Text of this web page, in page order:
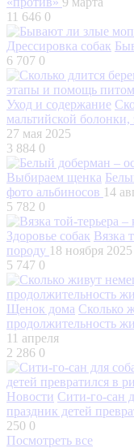
11 646 0
Дрессировка собак
6 707 0
Уход и содержание
мальтийской
27 мая 2025
3 884 0
Выбираем щенка
фото альбиносов 14
5 782 0
Здоровье собак Вязка
породу 18 ноября 2025
5 747 0
Щенок дома Сколько
продолжительность
11 апреля
2 286 0
Новости Сити-го-сан
праздник детей
250 0
Посмотреть все